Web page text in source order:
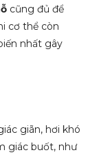
cũng đủ để
cơ thể còn
nhất gây
giãn, hơi khó
giác buốt, như